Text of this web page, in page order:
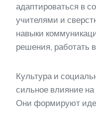
адаптироваться в
учителями и
навыки
решения, работать
Культура и
сильное влияние
Они формируют